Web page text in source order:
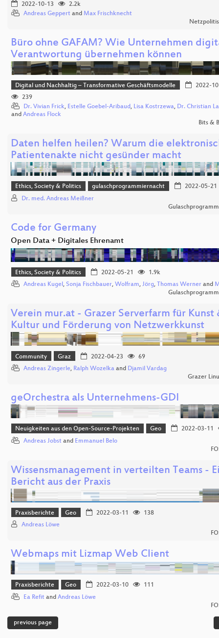
2022-10-13
2.2k
Andreas Geppert and Max Frischknecht
Büro ohne GAFAM? Wie Unternehmen
Verantwortung übernehmen können
Digital und Nachhaltig – Transformative Geschäftsmodelle
2022-
239
Dr. Vivian Frick, Estelle Goebel-Aribaud, Lisa Kostrzewa, Dr. Christian
and Andreas Flock
Bits &
Daten helfen heilen? Warum die
Patientenakte nicht gesünder macht
Ethics, Society & Politics gulaschprogrammiernacht
2022-05-21
Dr. med. Andreas Meißner
Code for Germany
Open Data + Digitales Ehrenamt
Ethics, Society & Politics 2022-05-21
1.9k
Andreas Kugel, Sonja Fischbauer, Wolfram, Jörg, Thomas Werner and
Verein mur.at - Grazer Serverfarm für Kunst
Kultur und Förderung von Netzwerkkunst
Community Graz 2022-04-23
69
Andreas Zingerle, Ralph Wozelka and Djamil Vardag
Grazer
geOrchestra als Unternehmens-GDI
Neuigkeiten aus den Open-Source-Projekten Geo
2022-03-11
Andreas Jobst and Emmanuel Belo
Wissensmanagement in verteilten Teams -
Bericht aus der Praxis
Praxisberichte Geo 2022-03-11
138
Andreas Löwe
Webmaps mit Lizmap Web Client
Praxisberichte Geo 2022-03-10
111
Ea Refit and Andreas Löwe
previous page